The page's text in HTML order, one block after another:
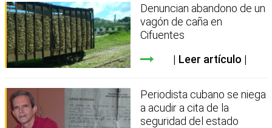
Denuncian abandono de un
vagón de caña en
Cifuentes
Leer artículo
Periodista cubano se niega
a acudir a cita de la
seguridad del estado